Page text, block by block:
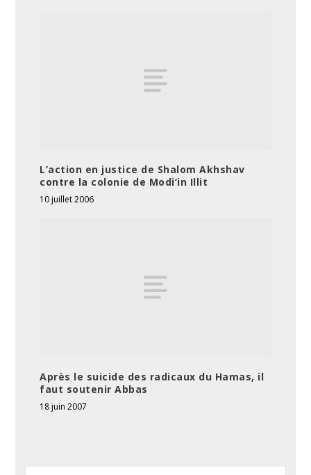
L’action en justice de Shalom Akhshav
contre la colonie de Modi’in Illit
10 juillet 2006
Après le suicide des radicaux du Hamas, il
faut soutenir Abbas
18 juin 2007